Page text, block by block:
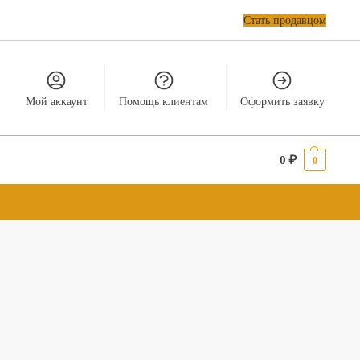
Стать продавцом
Мой аккаунт Помощь клиентам Оформить заявку
0₽ 0